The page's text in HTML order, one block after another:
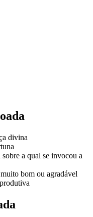
divina
a qual se invocou a
bom ou agradável